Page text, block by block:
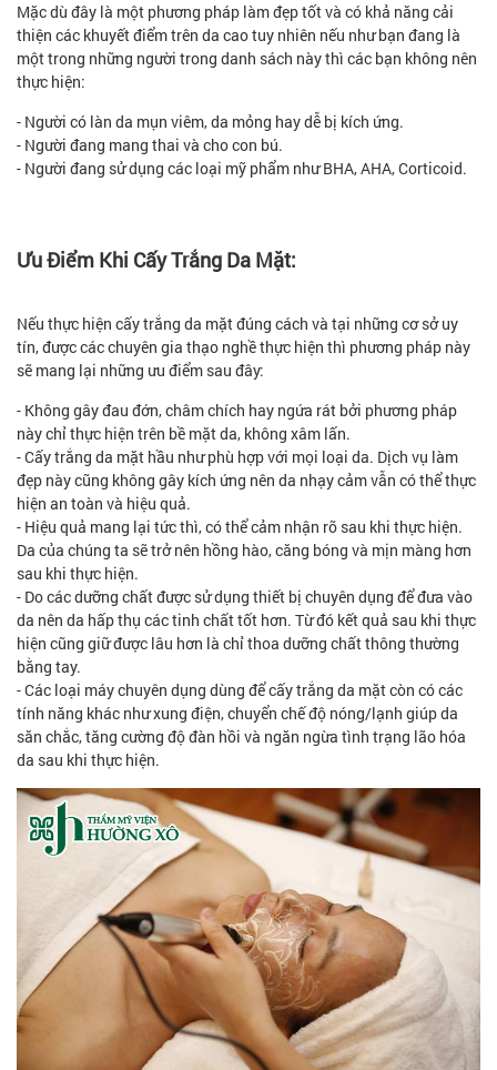
Mặc dù đây là một phương pháp làm đẹp tốt và có khả năng cải
thiện các khuyết điểm trên da cao tuy nhiên nếu như bạn đang là
một trong những người trong danh sách này thì các bạn không nên
thực hiện:
- Người có làn da mụn viêm, da mỏng hay dễ bị kích ứng.
- Người đang mang thai và cho con bú.
- Người đang sử dụng các loại mỹ phẩm như BHA, AHA, Corticoid.
Ưu Điểm Khi Cấy Trắng Da Mặt:
Nếu thực hiện cấy trắng da mặt đúng cách và tại những cơ sở uy
tín, được các chuyên gia thạo nghề thực hiện thì phương pháp này
sẽ mang lại những ưu điểm sau đây:
- Không gây đau đớn, châm chích hay ngứa rát bởi phương pháp
này chỉ thực hiện trên bề mặt da, không xâm lấn.
- Cấy trắng da mặt hầu như phù hợp với mọi loại da. Dịch vụ làm
đẹp này cũng không gây kích ứng nên da nhạy cảm vẫn có thể thực
hiện an toàn và hiệu quả.
- Hiệu quả mang lại tức thì, có thể cảm nhận rõ sau khi thực hiện.
Da của chúng ta sẽ trở nên hồng hào, căng bóng và mịn màng hơn
sau khi thực hiện.
- Do các dưỡng chất được sử dụng thiết bị chuyên dụng để đưa vào
da nên da hấp thụ các tinh chất tốt hơn. Từ đó kết quả sau khi thực
hiện cũng giữ được lâu hơn là chỉ thoa dưỡng chất thông thường
bằng tay.
- Các loại máy chuyên dụng dùng để cấy trắng da mặt còn có các
tính năng khác như xung điện, chuyển chế độ nóng/lạnh giúp da
săn chắc, tăng cường độ đàn hồi và ngăn ngừa tình trạng lão hóa
da sau khi thực hiện.